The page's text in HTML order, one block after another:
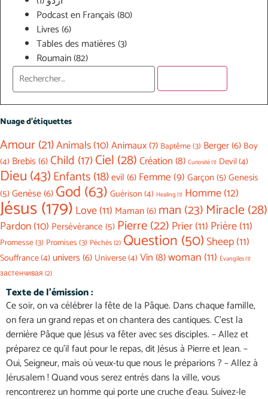
Podcast en Français(80)
Livres(6)
Tables des matières(3)
Roumain(82)
Nuage d’étiquettes
Amour(21)Animals(10)Animaux(7) Baptême(3) Berger(6) Boy
(4) Brebis(6)Child (17)Ciel(28)Création(8) Curiosité(1) Devil(4)
Dieu(43)Enfants(18)evil(6)Femme(9) Garçon(5)Genesis
(5)Genèse(6)God(63) Guérison(4) Healing(1) Homme(12)
Jésus(179) Love(11) Maman(6)man (23) Miracle(28)
Pardon(10) Persévérance (5) Pierre(22) Prier(11) Prière(11)
Promesse(3) Promises(3) Péchés(2) Question (50)Sheep(11)
Souffrance(4) univers(6) Universe(4) Vin(8)woman (11) Évangiles(1)
застенчивая(2)
Texte de l'émission :
Ce soir, on va célébrer la fête de la Pâque. Dans chaque famille,
on fera un grand repas et on chantera des cantiques. C’est la
dernière Pâque que Jésus va fêter avec ses disciples. – Allez et
préparez ce qu’il faut pour le repas, dit Jésus à Pierre et Jean. –
Oui, Seigneur, mais où veux-tu que nous le préparions ? – Allez à
Jérusalem ! Quand vous serez entrés dans la ville, vous
rencontrerez un homme qui porte une cruche d’eau. Suivez-le